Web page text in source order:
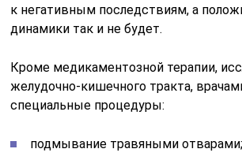
к негативным последствиям, а
динамики так и не будет.
Кроме медикаментозной терапии,
желудочно-кишечного тракта,
специальные процедуры:
подмывание травяными отварами;